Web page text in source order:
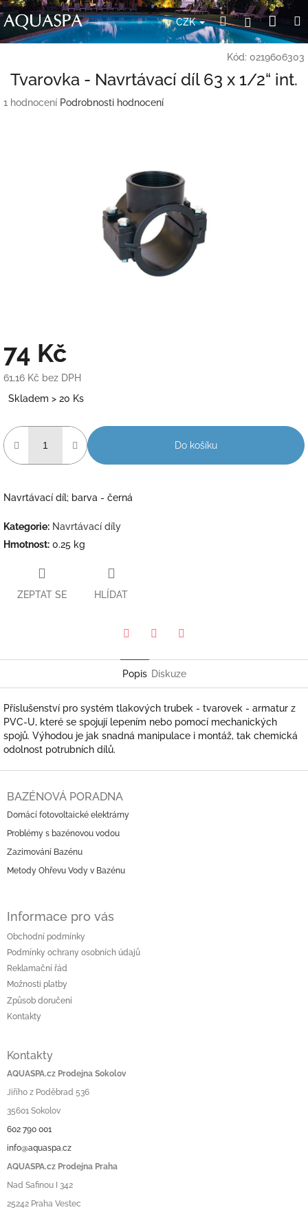
Přejít
na
obsah
CZK HledatPřihlášení
Kód: 0219606303
Tvarovka - Navrtávací díl 63 x 1/2“ int.
Průměrné
1 hodnocení Podrobnosti hodnocení
74 Kč
61,16 Kč bez DPH
cena:
Skladem > 20 Ks
Do košíku
Navrtávací díl; barva - černá
Kategorie: Navrtávací díly
Hmotnost: 0.25 kg
ZEPTAT SE HLÍDAT
Popis Diskuze
Příslušenství pro systém tlakových trubek - tvarovek - armatur z
PVC-U, které se spojují lepením nebo pomocí mechanických
spojů. Výhodou je jak snadná manipulace i montáž, tak chemická
odolnost potrubních dílů.
BAZÉNOVÁ PORADNA
Domácí fotovoltaické elektrárny
Problémy s bazénovou vodou
Zazimování Bazénu
Metody Ohřevu Vody v Bazénu
Informace pro vás
Obchodní podmínky
Podmínky ochrany osobních údajů
Reklamační řád
Možnosti platby
Způsob doručení
Kontakty
Kontakty
AQUASPA.cz Prodejna Sokolov
Jiřího z Poděbrad 536
35601 Sokolov
602 790 001
info@aquaspa.cz
AQUASPA.cz Prodejna Praha
Nad Safinou I 342
25242 Praha Vestec